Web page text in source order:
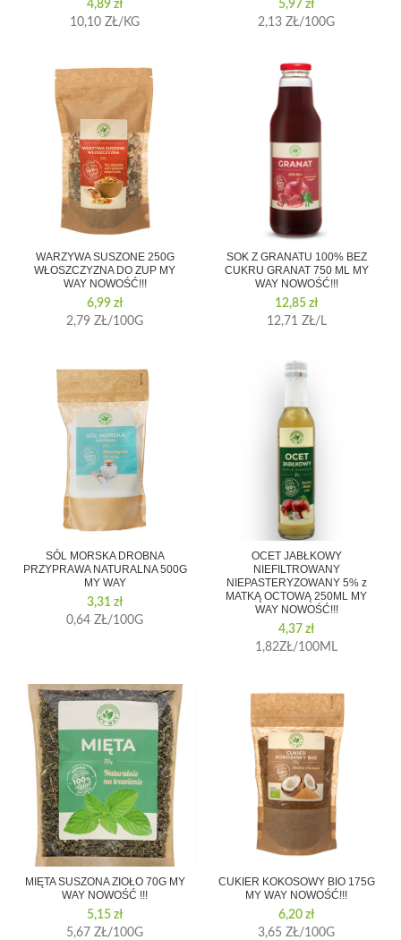
10,10 ZŁ/KG
4,89 zł
2,13 ZŁ/100G
5,97 zł
WARZYWA SUSZONE 250G
WŁOSZCZYZNA DO ZUP MY
WAY NOWOŚĆ!!!
2,79 ZŁ/100G
6,99 zł
SOK Z GRANATU 100% BEZ
CUKRU GRANAT 750 ML MY
WAY NOWOŚĆ!!!
12,71 ZŁ/L
12,85 zł
SÓL MORSKA DROBNA
PRZYPRAWA NATURALNA 500G
MY WAY
0,64 ZŁ/100G
3,31 zł
OCET JABŁKOWY
NIEFILTROWANY
NIEPASTERYZOWANY 5% z
MATKĄ OCTOWĄ 250ML MY
WAY NOWOŚĆ!!!
1,82ZŁ/100ML
4,37 zł
MIĘTA SUSZONA ZIOŁO 70G MY
WAY NOWOŚĆ !!!
5,67 ZŁ/100G
5,15 zł
CUKIER KOKOSOWY BIO 175G
MY WAY NOWOŚĆ!!!
3,65 ZŁ/100G
6,20 zł